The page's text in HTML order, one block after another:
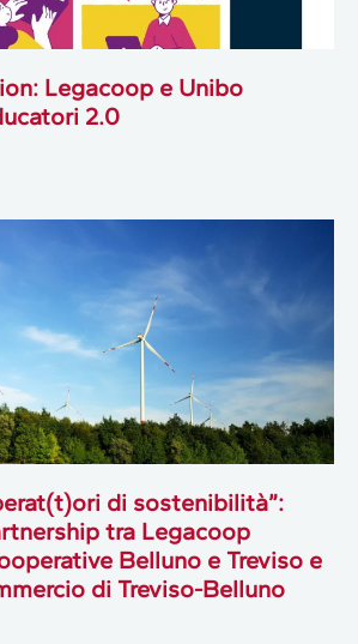
Legacoop e Unibo
2.0
di sostenibilità”:
tra Legacoop
Belluno e Treviso e
di Treviso-Belluno